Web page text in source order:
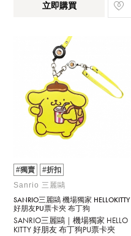
立即購買
#獨賣
#折扣
Sanrio 三麗鷗
SANRIO三麗鷗 機場獨家 HELLOKITTY
好朋友PU票卡夾 布丁狗
SANRIO三麗鷗｜機場獨家 HELLO
KITTY 好朋友 布丁狗PU票卡夾